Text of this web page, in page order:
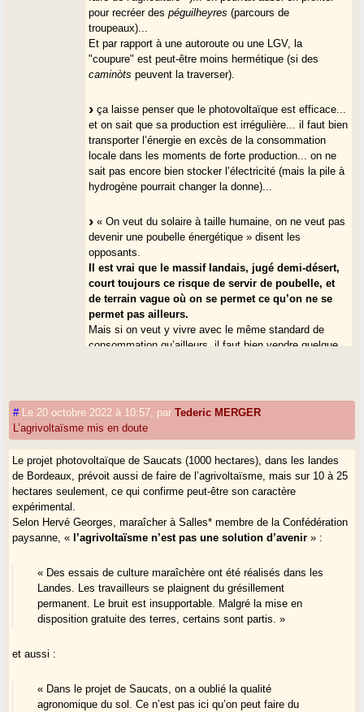
pour recréer despéguilheyres (parcours de
troupeaux)...
Et par rapport à une autoroute ou une LGV, la
"coupure" est peut-être moins hermétique (si des
caminòts peuvent la traverser).
ça laisse penser que le photovoltaïque est efficace...
et on sait que sa production est irrégulière... il faut bien
transporter l’énergie en excès de la consommation
locale dans les moments de forte production... on ne
sait pas encore bien stocker l’électricité (mais la pile à
hydrogène pourrait changer la donne)...
« On veut du solaire à taille humaine, on ne veut pas
devenir une poubelle énergétique » disent les
opposants.
Il est vrai que le massif landais, jugé demi-désert,
court toujours ce risque de servir de poubelle, et
de terrain vague où on se permet ce qu’on ne se
permet pas ailleurs.
Mais si on veut y vivre avec le même standard de
consommation qu’ailleurs, il faut bien vendre quelque
# Le 20 octobre 2022 à 10:57 parTederic MERGER
L’agrivoltaïsme mis en doute
Le projet photovoltaïque de Saucats (1000 hectares), dans les landes
de Bordeaux, prévoit aussi de faire de l’agrivoltaïsme, mais sur 10 à 25
hectares seulement, ce qui confirme peut-être son caractère
expérimental.
Selon Hervé Georges, maraîcher à Salles* membre de la Confédération
paysanne, « l’agrivoltaïsme n’est pas une solution d’avenir » :
« Des essais de culture maraîchère ont été réalisés dans les
Landes. Les travailleurs se plaignent du grésillement
permanent. Le bruit est insupportable. Malgré la mise en
disposition gratuite des terres, certains sont partis. »
et aussi :
« Dans le projet de Saucats, on a oublié la qualité
agronomique du sol. Ce n’est pas ici qu’on peut faire du